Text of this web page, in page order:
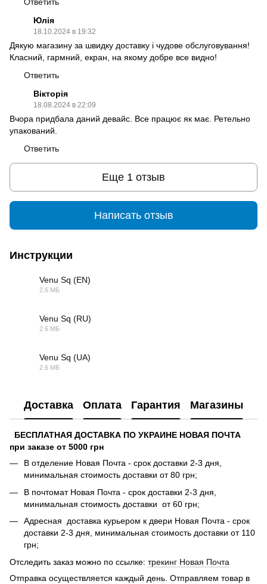
Ответить
Юлія
18.10.2024 в 19:32
Дякую магазину за швидку доставку і чудове обслуговування!
Класний, гармний, екран, на якому добре все видно!
Ответить
Вікторія
18.08.2024 в 22:09
Вчора придбала даний девайс. Все працює як має. Ретельно
упакований.
Ответить
Еще 1 отзыв
Написать отзыв
Инструкции
Venu Sq (EN)
2.6 МБ
Venu Sq (RU)
2.6 МБ
Venu Sq (UA)
2.6 МБ
Доставка Оплата Гарантия Магазины
БЕСПЛАТНАЯ ДОСТАВКА ПО УКРАИНЕ НОВАЯ ПОЧТА
при заказе от 5000 грн
В отделение Новая Почта - срок доставки 2-3 дня,
минимальная стоимость доставки от 80 грн;
В почтомат Новая Почта - срок доставки 2-3 дня,
минимальная стоимость доставки от 60 грн;
Адресная доставка курьером к двери Новая Почта - срок
доставки 2-3 дня, минимальная стоимость доставки от 110
грн;
Отследить заказ можно по ссылке: трекинг Новая Почта
Отправка осуществляется каждый день. Отправляем товар в